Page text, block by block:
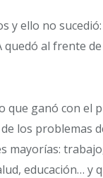
y ello no
al frente
que ganó con el
los problemas
mayorías:
educación… y